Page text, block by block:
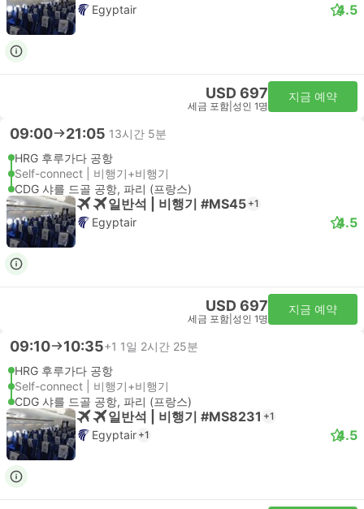
Egyptair 4.5
USD 697
세금 포함 성인 1명
지금 예약
09:00 21:05 13시간 5분
HRG 후루가다 공항
Self-connect | 비행기+비행기
CDG 샤를 드골 공항, 파리 (프랑스)
일반석 | 비행기 #MS45 +1
Egyptair 4.5
USD 697
세금 포함 성인 1명
지금 예약
09:10 10:35+1 1일 2시간 25분
HRG 후루가다 공항
Self-connect | 비행기+비행기
CDG 샤를 드골 공항, 파리 (프랑스)
일반석 | 비행기 #MS8231 +1
Egyptair +1 4.5